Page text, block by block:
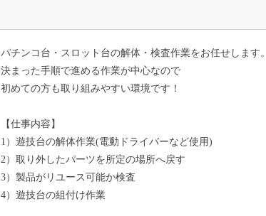
パチンコ台・スロット台の解体・検査作業をお任せします。
決まった手順で進める作業が中心なので
初めての方も取り組みやすい環境です！
【仕事内容】
1）遊技台の解体作業(電動ドライバーなど使用)
2）取り外したパーツを所定の場所へ戻す
3）製品がリユース可能か検査
4）遊技台の組付け作業